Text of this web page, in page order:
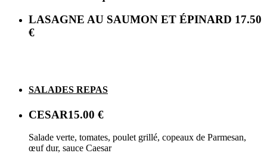
LASAGNE AU SAUMON ET ÉPINARD 17.50
€
SALADES REPAS
CESAR15.00 €
Salade verte, tomates, poulet grillé, copeaux de Parmesan,
œuf dur, sauce Caesar